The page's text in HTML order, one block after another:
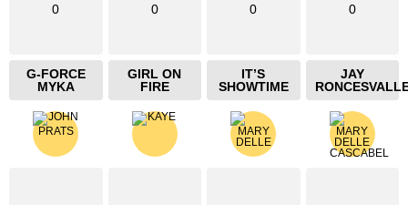
0
G-FORCE
MYKA
0
GIRL ON
FIRE
0
IT’S
SHOWTIME
0
JAY